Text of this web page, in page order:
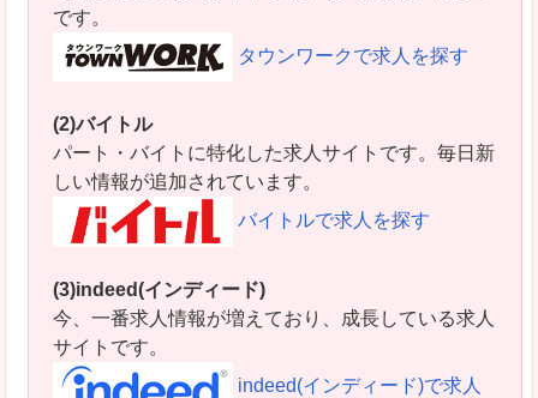
です。
タウンワークで求人を探す
(2)バイトル
パート・バイトに特化した求人サイトです。毎日新
しい情報が追加されています。
バイトルで求人を探す
(3)indeed(インディード)
今、一番求人情報が増えており、成長している求人
サイトです。
indeed(インディード)で求人